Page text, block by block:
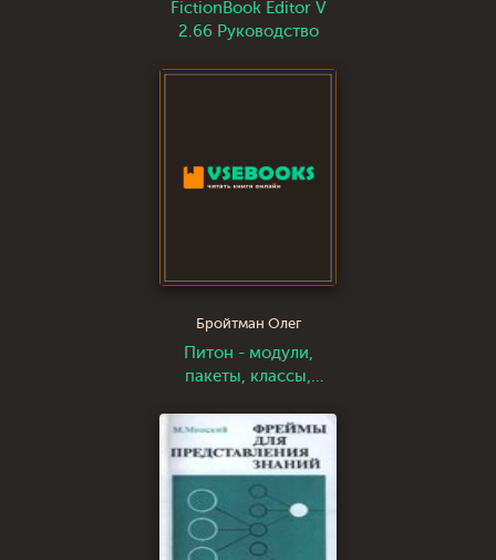
FictionBook Editor V
2.66 Руководство
Бройтман Олег
Питон - модули,
пакеты, классы,